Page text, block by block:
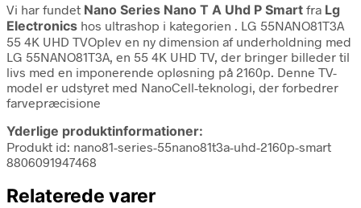
Vi har fundet Nano Series Nano T A Uhd P Smart fra Lg
Electronics hos ultrashop i kategorien . LG 55NANO81T3A
55 4K UHD TVOplev en ny dimension af underholdning med
LG 55NANO81T3A, en 55 4K UHD TV, der bringer billeder til
livs med en imponerende opløsning på 2160p. Denne TV-
model er udstyret med NanoCell-teknologi, der forbedrer
farvepræcisione
Yderlige produktinformationer:
Produkt id: nano81-series-55nano81t3a-uhd-2160p-smart
8806091947468
Relaterede varer